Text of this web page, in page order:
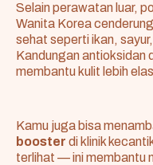
Selain perawatan luar,
Wanita Korea
sehat seperti ikan,
Kandungan antioksidan
membantu kulit lebih
Kamu juga bisa
booster di klinik
terlihat — ini membantu